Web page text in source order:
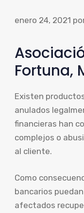
enero 24, 2021
Fortuna,
Existen
anulados
financieras han
complejos o
al cliente.
Como
bancarios
afectados